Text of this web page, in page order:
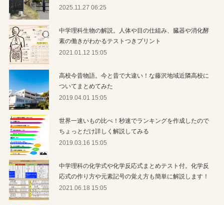
2025.11.27 06:25
中学理科生物の解説。人体や目の仕組み、臓器や消化酵
素の働きがわかるテストつきプリント
2021.01.12 15:05
高校今昔物語。今と昔で大違い！な藤沢地域近隣高校に
ついてまとめてみた
2019.04.01 15:05
世界一速いもの比べ！秒速でランキングを作成したので
ちょっとだけ詳しく解説してみる
2019.03.16 15:05
中学理科の化学式や化学反応式まとめテスト付。化学反
応式の作り方や元素記号の覚え方も簡単に解説します！
2021.06.18 15:05